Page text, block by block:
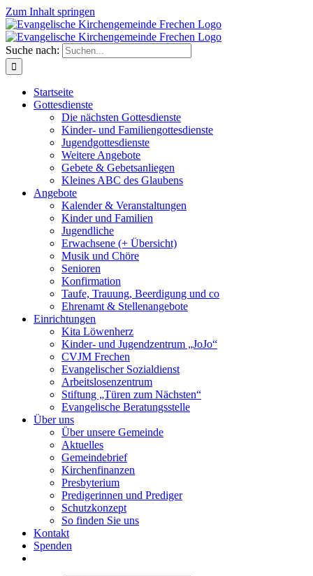
Zum Inhalt springen
Suche nach:
Startseite
Gottesdienste
Die nächsten Gottesdienste
Kinder- und Familiengottesdienste
Jugendgottesdienste
Weitere Angebote
Gebete & Gebetsanliegen
Kleines ABC des Glaubens
Angebote
Kalender & Veranstaltungen
Kinder und Familien
Jugendliche
Erwachsene (+ Übersicht)
Musik und Chöre
Senioren
Konfirmation
Taufe, Trauung, Beerdigung und co
Ehrenamt & Stellenangebote
Einrichtungen
Kita Löwenherz
Kinder- und Jugendzentrum „JoJo“
CVJM Frechen
Evangelischer Sozialdienst
Arbeitslosenzentrum
Stiftung „Türen zum Nächsten“
Evangelische Beratungsstelle
Über uns
Über unsere Gemeinde
Aktuelles
Gemeindebrief
Kirchenfinanzen
Presbyterium
Predigerinnen und Prediger
Schutzkonzept
So finden Sie uns
Kontakt
Spenden